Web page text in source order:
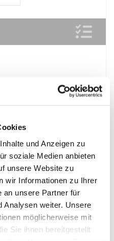
und Anzeigen zu
soziale Medien anbieten
unsere Website zu
wir Informationen zu Ihrer
an unsere Partner für
Analysen weiter. Unsere
möglicherweise mit
Sie ihnen bereitgestellt
wünschen, klicken Sie
Sie die Teilnehmer den